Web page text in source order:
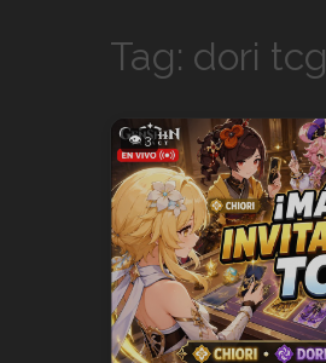
Tag: dori tcg
👁 3